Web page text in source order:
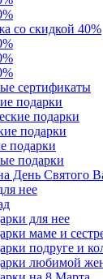
со скидкой 40%
сертификаты
подарки
подарки
подарки
подарки
подарки
День Святого
нее
для нее
маме и
подруге и
любимой